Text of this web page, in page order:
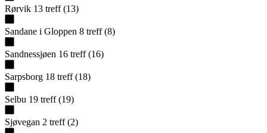
Rørvik 13 treff (13)
Sandane i Gloppen 8 treff (8)
Sandnessjøen 16 treff (16)
Sarpsborg 18 treff (18)
Selbu 19 treff (19)
Sjøvegan 2 treff (2)